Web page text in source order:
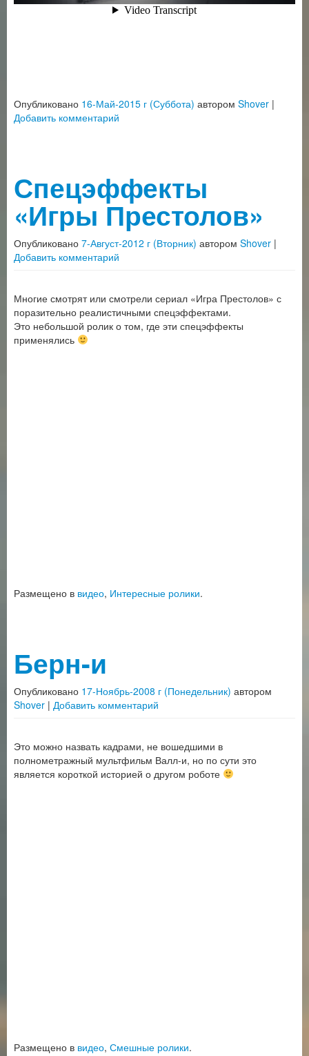
Опубликовано 16-Май-2015 г (Суббота) автором Shover |
Добавить комментарий
Спецэффекты
«Игры Престолов»
Опубликовано 7-Август-2012 г (Вторник) автором Shover |
Добавить комментарий
Многие смотрят или смотрели сериал «Игра Престолов» с
поразительно реалистичными спецэффектами.
Это небольшой ролик о том, где эти спецэффекты
применялись
Размещено в видео, Интересные ролики.
Берн-и
Опубликовано 17-Ноябрь-2008 г (Понедельник) автором
Shover | Добавить комментарий
Это можно назвать кадрами, не вошедшими в
полнометражный мультфильм Валл-и, но по сути это
является короткой историей о другом роботе
Размещено в видео, Смешные ролики.